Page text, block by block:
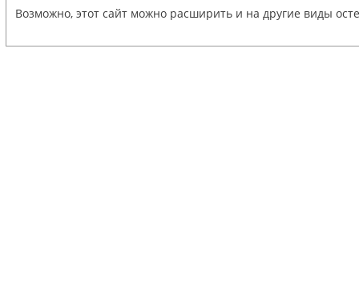
Возможно, этот сайт можно расширить и на другие виды